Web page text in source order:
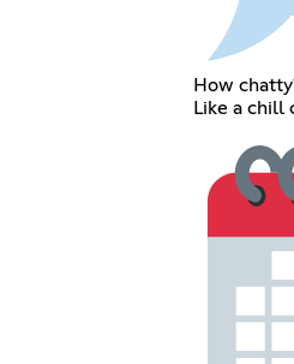
How
Like a chill